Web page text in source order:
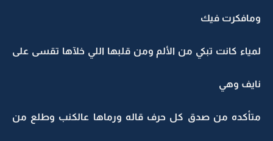
ومافكرت فيك
لمياء كانت تبكي من الألم ومن قلبها اللي خلآها تقسى على
نايف وهي
متأكده من صدق كل حرف قاله ورماها عالكنب وطلع من